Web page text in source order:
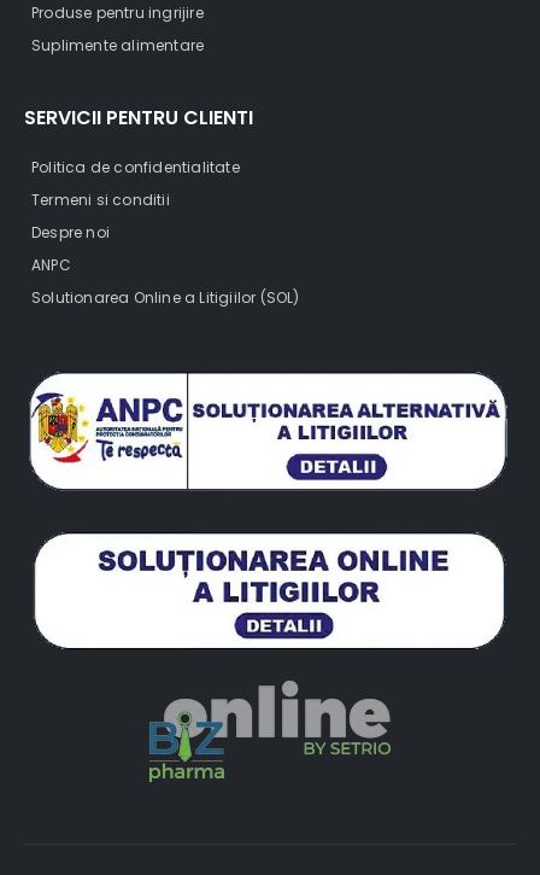
Produse pentru ingrijire
Suplimente alimentare
SERVICII PENTRU CLIENTI
Politica de confidentialitate
Termeni si conditii
Despre noi
ANPC
Solutionarea Online a Litigiilor (SOL)